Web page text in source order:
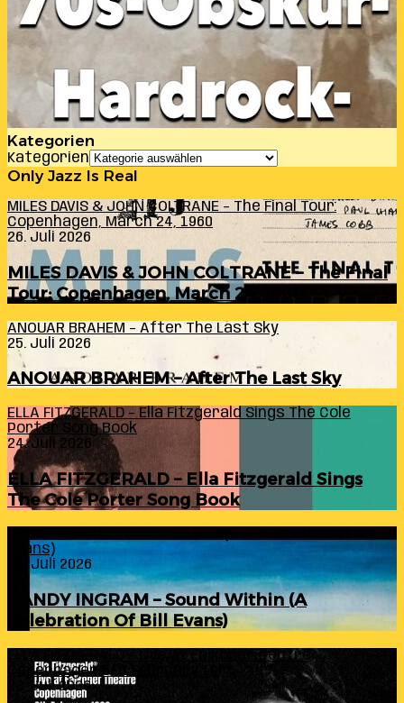
Kategorien
Kategorien
Only Jazz Is Real
MILES DAVIS & JOHN COLTRANE – The Final Tour:
Copenhagen, March 24, 1960
26. Juli 2026
MILES DAVIS & JOHN COLTRANE – The Final
Tour: Copenhagen, March 24, 1960
ANOUAR BRAHEM – After The Last Sky
25. Juli 2026
ANOUAR BRAHEM – After The Last Sky
ELLA FITZGERALD – Ella Fitzgerald Sings The Cole
Porter Song Book
24. Juli 2026
ELLA FITZGERALD – Ella Fitzgerald Sings
The Cole Porter Song Book
RANDY INGRAM – Sound Within (A Celebration Of Bill
Evans)
24. Juli 2026
RANDY INGRAM – Sound Within (A
Celebration Of Bill Evans)
ELLA FITZGERALD – Live At Falkoner Centre
Copenhagen 6th February 1966
23. Juli 2026